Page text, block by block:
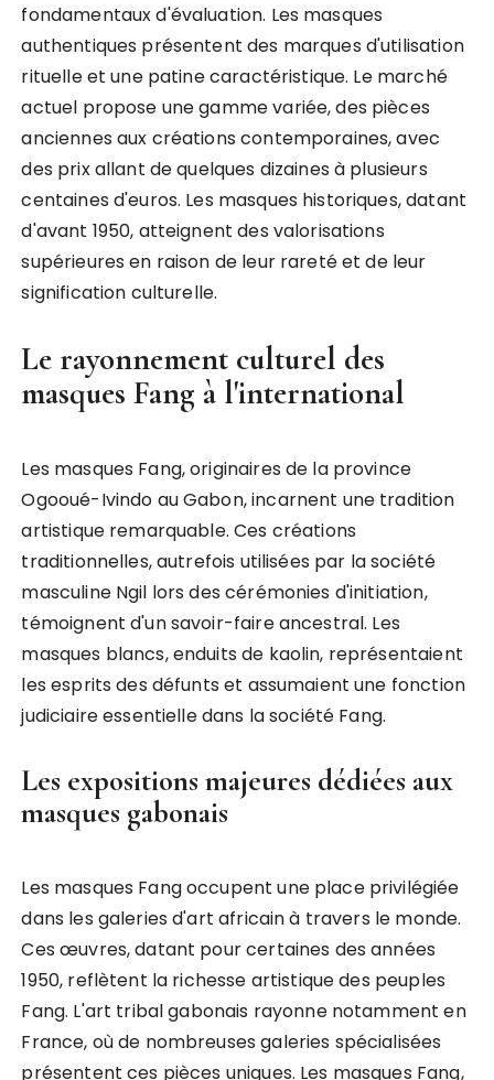
fondamentaux d'évaluation. Les masques
authentiques présentent des marques d'utilisation
rituelle et une patine caractéristique. Le marché
actuel propose une gamme variée, des pièces
anciennes aux créations contemporaines, avec
des prix allant de quelques dizaines à plusieurs
centaines d'euros. Les masques historiques, datant
d'avant 1950, atteignent des valorisations
supérieures en raison de leur rareté et de leur
signification culturelle.
Le rayonnement culturel des
masques Fang à l'international
Les masques Fang, originaires de la province
Ogooué-Ivindo au Gabon, incarnent une tradition
artistique remarquable. Ces créations
traditionnelles, autrefois utilisées par la société
masculine Ngil lors des cérémonies d'initiation,
témoignent d'un savoir-faire ancestral. Les
masques blancs, enduits de kaolin, représentaient
les esprits des défunts et assumaient une fonction
judiciaire essentielle dans la société Fang.
Les expositions majeures dédiées aux
masques gabonais
Les masques Fang occupent une place privilégiée
dans les galeries d'art africain à travers le monde.
Ces œuvres, datant pour certaines des années
1950, reflètent la richesse artistique des peuples
Fang. L'art tribal gabonais rayonne notamment en
France, où de nombreuses galeries spécialisées
présentent ces pièces uniques. Les masques Fang,